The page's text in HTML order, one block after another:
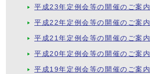
平成23年定例会等の開催のご案内
平成22年定例会等の開催のご案内
平成21年定例会等の開催のご案内
平成20年定例会等の開催のご案内
平成19年定例会等の開催のご案内